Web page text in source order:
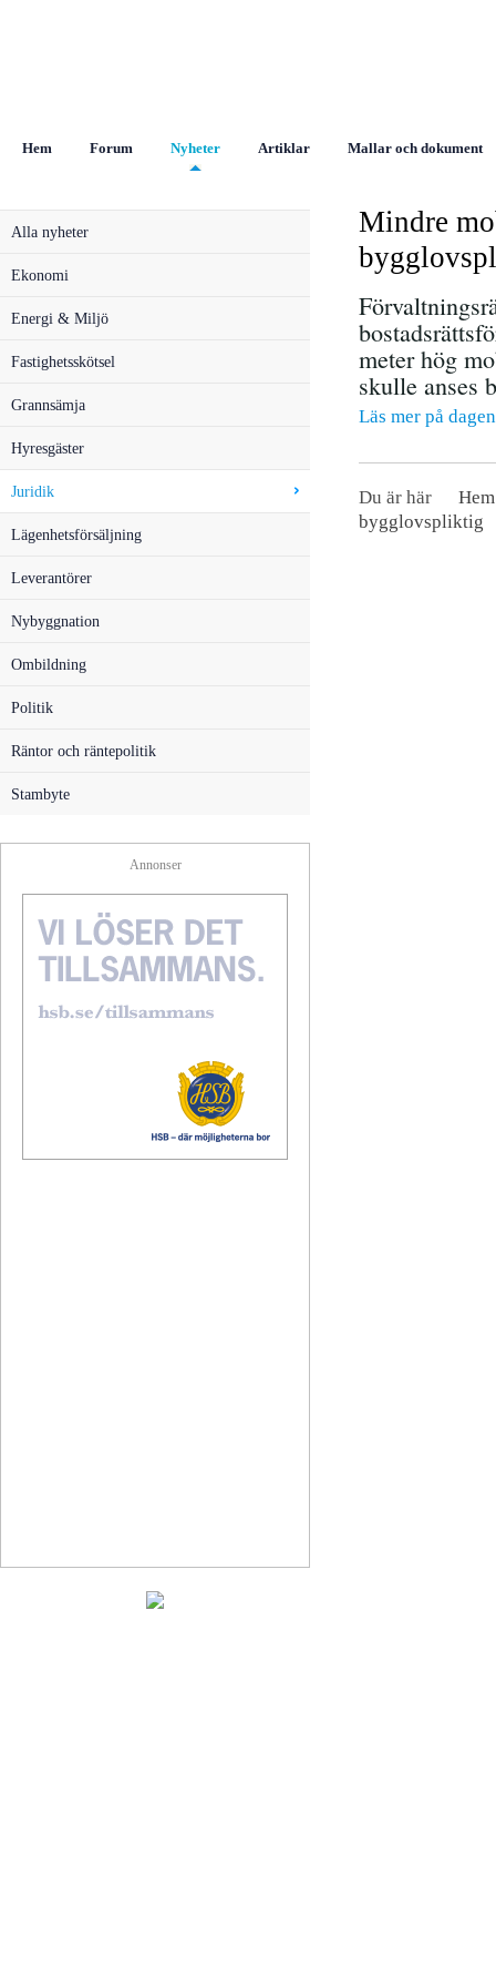
Hem Forum Nyheter Artiklar Mallar och dokument
Alla nyheter
Ekonomi
Energi & Miljö
Fastighetsskötsel
Grannsämja
Hyresgäster
Juridik
Lägenhetsförsäljning
Leverantörer
Nybyggnation
Ombildning
Politik
Räntor och räntepolitik
Stambyte
Annonser
Mindre
meter hög
skulle anses
Läs mer på
Du är här
Hem
bygglovspliktig